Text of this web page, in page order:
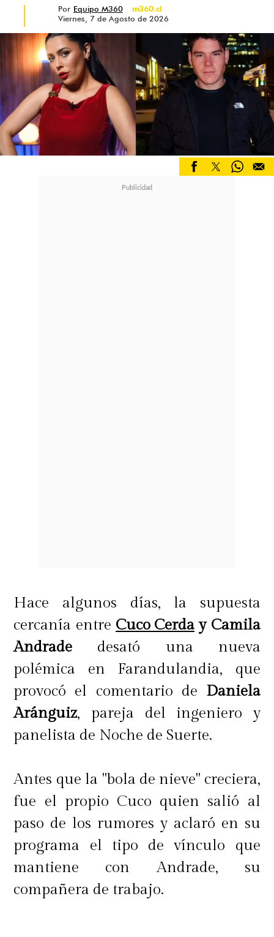
Por Equipo M360
m360.cl
Viernes, 7 de Agosto de 2026
Hace algunos días, la supuesta
cercanía entre Cuco Cerday Camila
Andrade desató una nueva
polémica en Farandulandia, que
provocó el comentario de Daniela
Aránguiz, pareja del ingeniero y
panelista de Noche de Suerte.
Antes que la "bola de nieve" creciera,
fue el propio Cuco quien salió al
paso de los rumores y aclaró en su
programa el tipo de vínculo que
mantiene con Andrade, su
compañera de trabajo.